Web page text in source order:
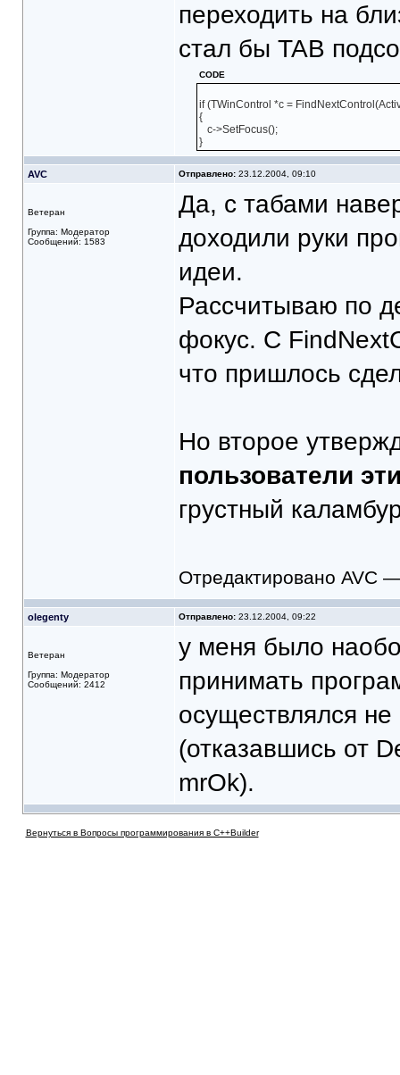
переходить на
стал бы TAB
CODE
if (TWinControl *c =
{
c->SetFocus();
}
AVC Отправлено:23.12.2004, 09:10
Ветеран
Группа: Модератор
Сообщений: 1583
Да, с табами
доходили руки
идеи.
Рассчитываю по
фокус. С
что пришлось
Но второе
пользователи
грустный
Отредактировано AVC
olegenty Отправлено:23.12.2004, 09:22
Ветеран
Группа: Модератор
Сообщений: 2412
у меня было
принимать
осуществлялся
(отказавшись от
mrOk).
Вернуться в Вопросы программирования в C++Builder